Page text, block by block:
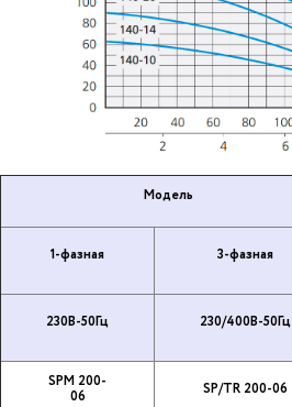
Модель
1-фазная
3-фазная
230В-50Гц 230/400В-50Гц
SPM 200-
06
SP/TR 200-06